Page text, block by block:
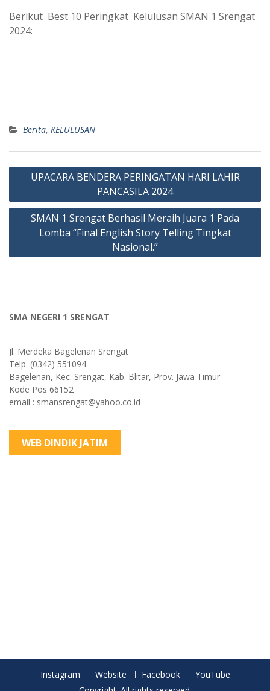
Berikut Best 10 Peringkat Kelulusan SMAN 1 Srengat
2024:
Berita, KELULUSAN
Post
UPACARA BENDERA PERINGATAN HARI LAHIR
PANCASILA 2024
SMAN 1 Srengat Berhasil Meraih Juara 1 Pada
Lomba “Final English Story Telling Tingkat
Nasional.”
SMA NEGERI 1 SRENGAT
Jl. Merdeka Bagelenan Srengat
Telp. (0342) 551094
Bagelenan, Kec. Srengat, Kab. Blitar, Prov. Jawa Timur
Kode Pos 66152
email : smansrengat@yahoo.co.id
WEB DINDIK JATIM
Instagram Website Facebook
YouTube